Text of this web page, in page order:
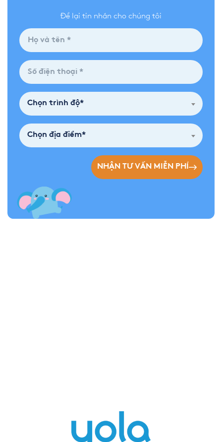
Để lại tin nhắn cho chúng tôi
Chọn trình độ*
Chọn địa điểm*
NHẬN TƯ VẤN MIỄN PHÍ